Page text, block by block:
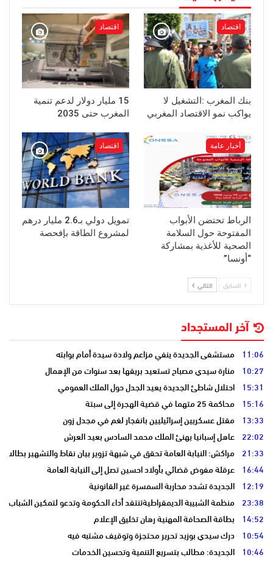
اقتصاد
بنك المغرب :التشغيل لا
يواكب نمو الاقتصاد المغربي
اقتصاد
15 مليار دولار لدعم تنمية
المغرب حتى 2035
أخبار عامة
الرباط تحتضن الأبواب
المفتوحة حول السلامة
الصحية للأغذية بمشاركة
“أونسا”
اقتصاد
تمويل دولي بـ2.6 مليار درهم
لمشروع الطاقة بإفحصة
السابق التالي
آخر المستجداد
11:06 مستشفى الجديدة ينفي مزاعم ولادة سيدة أمام بوابته
10:27 منارة سيدي مصباح تستعيد بريقها بعد سنوات من الإهمال
15:31 احتلال شاطئ الجديدة يعيد الجدل حول الملك العمومي
15:16 محاكمة 25 متهما في قضية الهجرة إلى سبتة
13:33 مقتل عسكريين إسرائيليين بانفجار لغم في مجدل زون
22:02 عاهل إسبانيا يهنئ الملك محمد السادس بعيد العرش
21:33 مراكش: النيابة العامة تحقق في شبهة تزوير بيان نقاط والتشهير بطالب
16:44 عرقلة مفوض قضائي بأولاد احسين تصل إلى النيابة العامة
12:19 الجديدة تشدد محاربة السمسرة غير القانونية
23:38 منظمة الشبيبة الديمقراطيةتنتقد أداء الحكومة وتدعو لتمكين الشباب
14:52 بطاقة الصحافة المهنية رهان تخليق الإعلام
10:54 درك سيدي بوزيد تحرير محتجزة وتوقيف مشتبه فيه
10:46 الجديدة: مطالب بتسريع التنمية وتحسين الخدمات